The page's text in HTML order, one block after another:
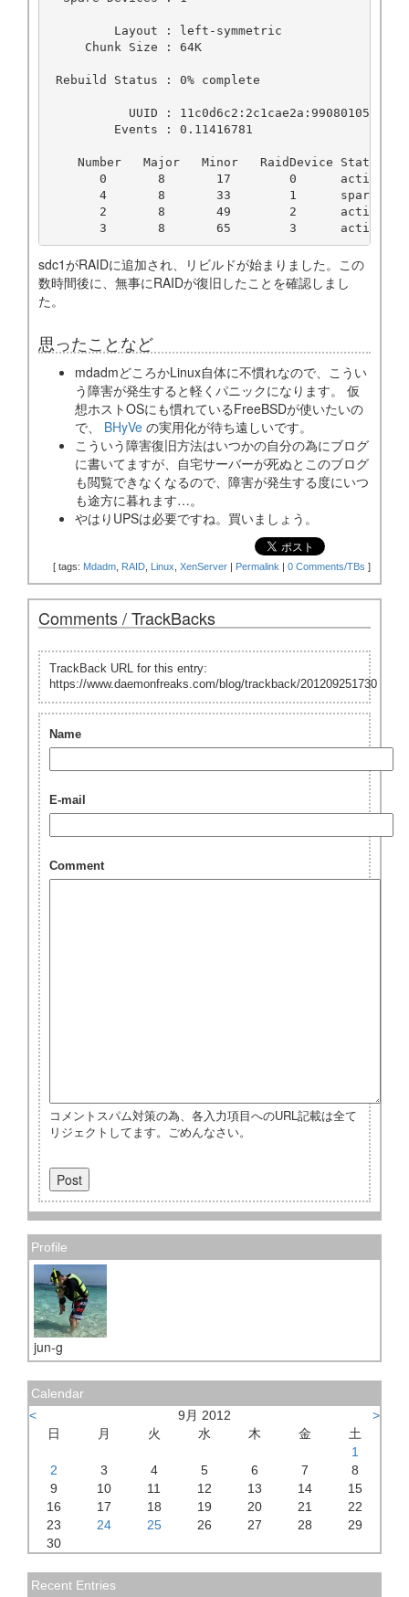
         Layout : left-symmetric
     Chunk Size : 64K
Rebuild Status : 0% complete
UUID :
         Events : 0.11416781
    Number   Major   Minor   RaidDevice State
0       8       17        0      active
4       8       33        1      spare
2       8       49        2      active
sdc1がRAIDに追加され、リビルドが始まりました。この
数時間後に、無事にRAIDが復旧したことを確認しまし
た。
思ったことなど
mdadmどころかLinux自体に不慣れなので、こうい
う障害が発生すると軽くパニックになります。 仮
想ホストOSにも慣れているFreeBSDが使いたいの
で、 BHyVe の実用化が待ち遠しいです。
こういう障害復旧方法はいつかの自分の為にブログ
に書いてますが、自宅サーバーが死ぬとこのブログ
も閲覧できなくなるので、障害が発生する度にいつ
も途方に暮れます…。
やはりUPSは必要ですね。買いましょう。
[ tags: Mdadm RAID Linux XenServer | Permalink | 0 Comments/TBs ]
Comments / TrackBacks
TrackBack URL for this entry:
https://www.daemonfreaks.com/blog/trackback/201209251730
Name
E-mail
Comment
コメントスパム対策の為、各入力項目へのURL記載は全て
リジェクトしてます。ごめんなさい。
Profile
jun-g
Calendar
<
9月 2012
>
日
月 火 水 木 金
土
1
2
3 4 5 6 7
8
9
10 11 12 13 14
15
16
17 18 19 20 21
22
23
24 25 26 27 28
29
30
Recent Entries